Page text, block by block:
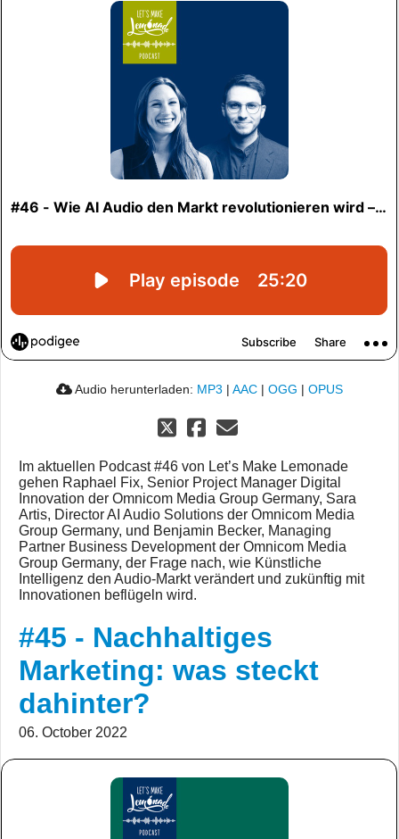
Audio herunterladen: MP3 | AAC | OGG | OPUS
Im aktuellen Podcast #46 von Let’s Make Lemonade
gehen Raphael Fix, Senior Project Manager Digital
Innovation der Omnicom Media Group Germany, Sara
Artis, Director AI Audio Solutions der Omnicom Media
Group Germany, und Benjamin Becker, Managing
Partner Business Development der Omnicom Media
Group Germany, der Frage nach, wie Künstliche
Intelligenz den Audio-Markt verändert und zukünftig mit
Innovationen beflügeln wird.
#45 - Nachhaltiges
Marketing: was steckt
dahinter?
06. October 2022